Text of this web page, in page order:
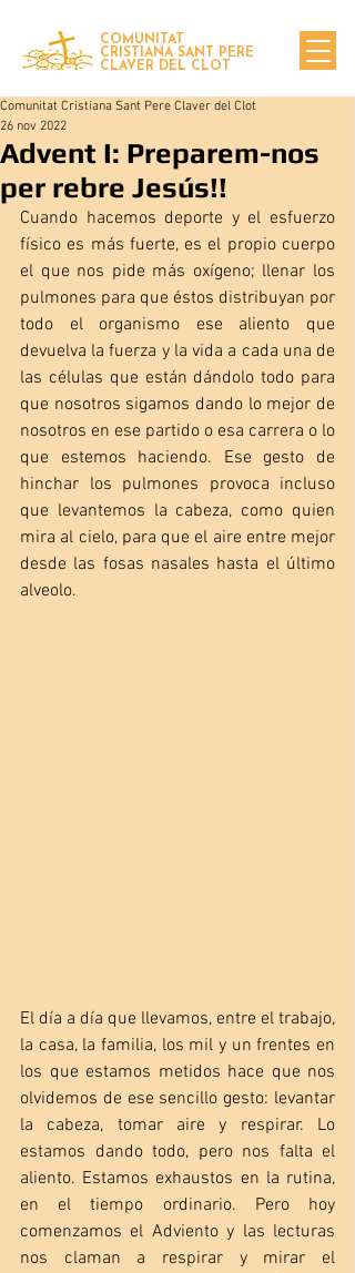
COMUNITAT
CRISTIANA SANT PERE
CLAVER DEL CLOT
Advent I: Preparem-nos
per rebre Jesús!!
Comunitat Cristiana Sant Pere Claver del Clot
26 nov 2022
Cuando hacemos deporte y el esfuerzo
físico es más fuerte, es el propio cuerpo
el que nos pide más oxígeno; llenar los
pulmones para que éstos distribuyan por
todo el organismo ese aliento que
devuelva la fuerza y la vida a cada una de
las células que están dándolo todo para
que nosotros sigamos dando lo mejor de
nosotros en ese partido o esa carrera o lo
que estemos haciendo. Ese gesto de
hinchar los pulmones provoca incluso
que levantemos la cabeza, como quien
mira al cielo, para que el aire entre mejor
desde las fosas nasales hasta el último
alveolo.
El día a día que llevamos, entre el trabajo,
la casa, la familia, los mil y un frentes en
los que estamos metidos hace que nos
olvidemos de ese sencillo gesto: levantar
la cabeza, tomar aire y respirar. Lo
estamos dando todo, pero nos falta el
aliento. Estamos exhaustos en la rutina,
en el tiempo ordinario. Pero hoy
comenzamos el Adviento y las lecturas
nos claman a respirar y mirar el